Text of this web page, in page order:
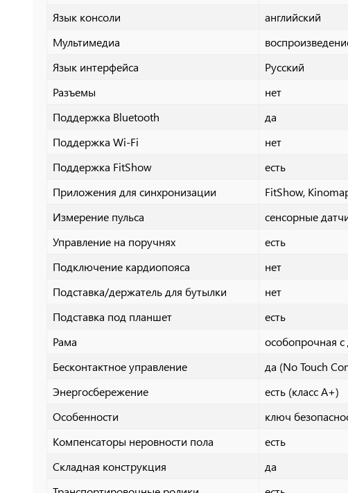
Язык консоли
английский
Мультимедиа
Язык интерфейса
Русский
Разъемы
нет
Поддержка Bluetooth
да
Поддержка Wi-Fi
нет
Поддержка FitShow
есть
Приложения для синхронизации
FitShow,
Измерение пульса
сенсорные
Управление на поручнях
есть
Подключение кардиопояса
нет
Подставка/держатель для бутылки
нет
Подставка под планшет
есть
Рама
особопрочная с
Бесконтактное управление
да (No Touch
Энергосбережение
есть (класс А+)
Особенности
ключ
Компенсаторы неровности пола
есть
Складная конструкция
да